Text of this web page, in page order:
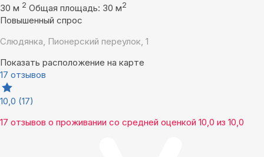
30 м 2 Общая площадь: 30 м2
Повышенный спрос
Слюдянка, Пионерский переулок, 1
Показать расположение на карте
17 отзывов
10,0 (17)
17 отзывов о проживании со средней оценкой 10,0 из 10,0